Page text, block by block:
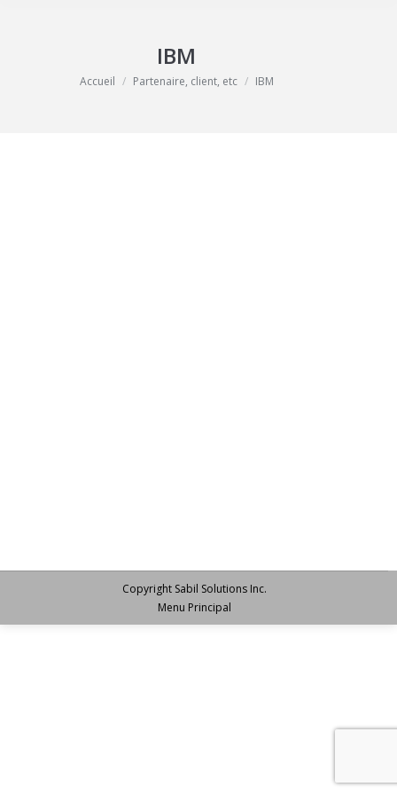
IBM
Vous êtes ici :
Accueil Partenaire, client, etc IBM
Copyright Sabil Solutions Inc.
Menu Principal